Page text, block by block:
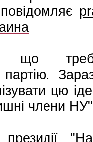
що
партію.
цю
члени